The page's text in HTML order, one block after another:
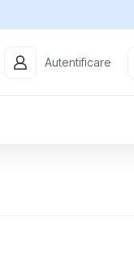
Autentificare